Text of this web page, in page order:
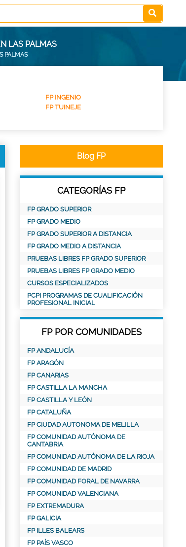
LAS PALMAS
PALMAS
FP INGENIO
FP TUINEJE
Blog FP
CATEGORÍAS FP
FP GRADO SUPERIOR
FP GRADO MEDIO
FP GRADO SUPERIOR A DISTANCIA
FP GRADO MEDIO A DISTANCIA
PRUEBAS LIBRES FP GRADO SUPERIOR
PRUEBAS LIBRES FP GRADO MEDIO
CURSOS ESPECIALIZADOS
PCPI PROGRAMAS DE CUALIFICACIÓN
PROFESIONAL INICIAL
FP POR COMUNIDADES
FP ANDALUCÍA
FP ARAGÓN
FP CANARIAS
FP CASTILLA LA MANCHA
FP CASTILLA Y LEÓN
FP CATALUÑA
FP CIUDAD AUTONOMA DE MELILLA
FP COMUNIDAD AUTÓNOMA DE
CANTABRIA
FP COMUNIDAD AUTÓNOMA DE LA RIOJA
FP COMUNIDAD DE MADRID
FP COMUNIDAD FORAL DE NAVARRA
FP COMUNIDAD VALENCIANA
FP EXTREMADURA
FP GALICIA
FP ILLES BALEARS
FP PAÍS VASCO